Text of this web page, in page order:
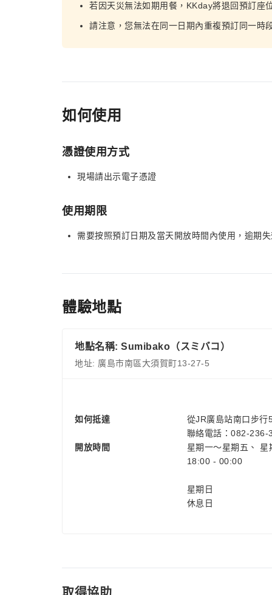
若因天災無法如期用餐，KKday將退回預訂座
請注意，您無法在同一日期內重複預訂同一時
如何使用
憑證使用方式
現場請出示電子憑證
使用期限
需要按照預訂日期及當天開放時間內使用，逾期
體驗地點
地點名稱: Sumibako（スミバコ）
地址: 廣島市南區大須賀町13-27-5
如何抵達
從JR廣島站南口步行
聯絡電話：082-236-
開放時間
星期一～星期五、
18:00 - 00:00
星期日
休息日